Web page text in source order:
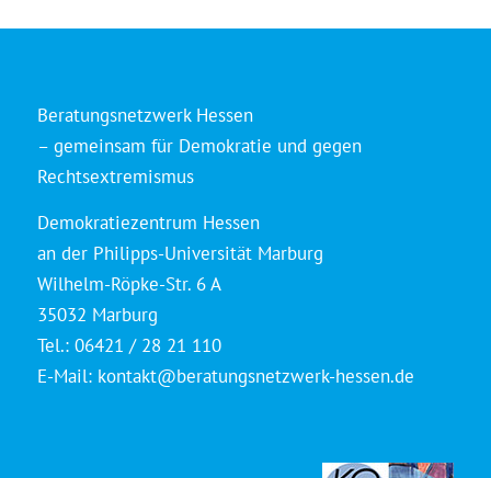
Beratungsnetzwerk Hessen
– gemeinsam für Demokratie und gegen
Rechtsextremismus
Demokratiezentrum Hessen
an der Philipps-Universität Marburg
Wilhelm-Röpke-Str. 6 A
35032 Marburg
Tel.: 06421 / 28 21 110
E-Mail: kontakt@beratungsnetzwerk-hessen.de